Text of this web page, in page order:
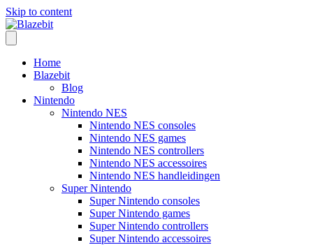
Skip to content
Home
Blazebit
Blog
Nintendo
Nintendo NES
Nintendo NES consoles
Nintendo NES games
Nintendo NES controllers
Nintendo NES accessoires
Nintendo NES handleidingen
Super Nintendo
Super Nintendo consoles
Super Nintendo games
Super Nintendo controllers
Super Nintendo accessoires